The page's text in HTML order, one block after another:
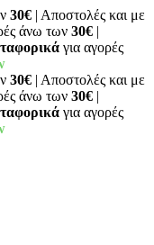
30€ | Αποστολές και με
άνω των 30€ |
για αγορές
30€ | Αποστολές και με
άνω των 30€ |
για αγορές